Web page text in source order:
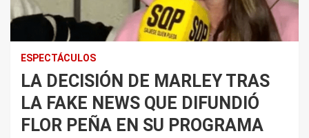
ESPECTÁCULOS
LA DECISIÓN DE MARLEY TRAS
LA FAKE NEWS QUE DIFUNDIÓ
FLOR PEÑA EN SU PROGRAMA